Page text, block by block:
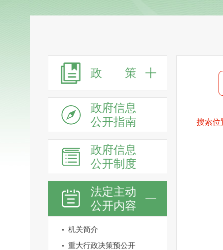
政 策
政府信息
公开指南
政府信息
公开制度
法定主动
公开内容
机关简介
重大行政决策预公开
搜索位